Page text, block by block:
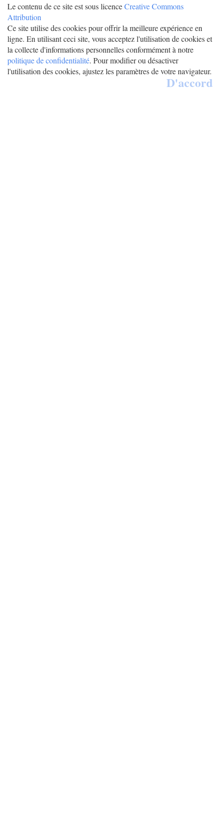
Le contenu de ce site est sous licenceCreative Commons
Attribution
Ce site utilise des cookies pour offrir la meilleure expérience en
ligne. En utilisant ceci site, vous acceptez l'utilisation de cookies et
la collecte d'informations personnelles conformément à notre
politique de confidentialité. Pour modifier ou désactiver
l'utilisation des cookies, ajustez les paramètres de votre navigateur.
D'accord